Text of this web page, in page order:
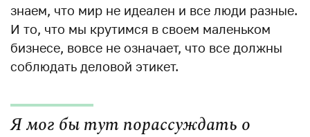
знаем, что мир не идеален и все люди разные.
И то, что мы крутимся в своем маленьком
бизнесе, вовсе не означает, что все должны
соблюдать деловой этикет.
Я мог бы тут порассуждать о